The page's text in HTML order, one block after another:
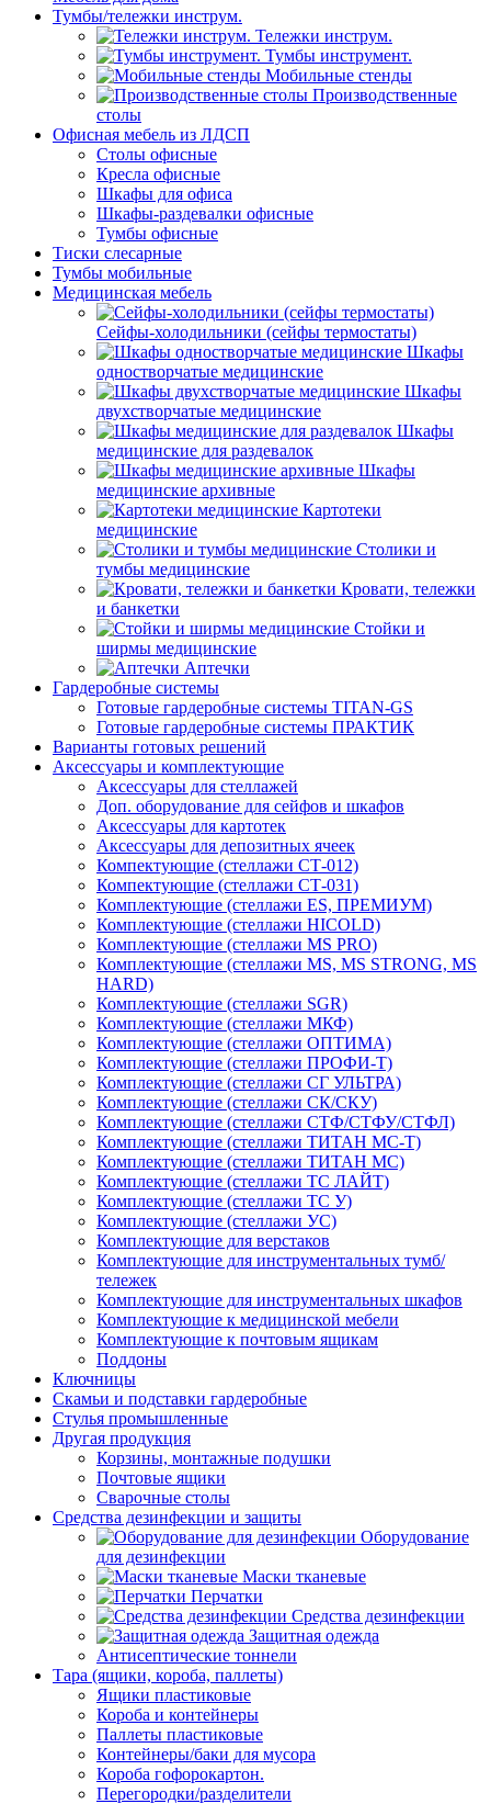
Тумбы/тележки инструм.
Тележки инструм.
Тумбы инструмент.
Мобильные стенды
Производственные
столы
Офисная мебель из ЛДСП
Столы офисные
Кресла офисные
Шкафы для офиса
Шкафы-раздевалки офисные
Тумбы офисные
Тиски слесарные
Тумбы мобильные
Медицинская мебель
Сейфы-холодильники (сейфы термостаты)
Шкафы
одностворчатые медицинские
Шкафы
двухстворчатые медицинские
Шкафы
медицинские для раздевалок
Шкафы
медицинские архивные
Картотеки
медицинские
Столики и
тумбы медицинские
Кровати, тележки
и банкетки
Стойки и
ширмы медицинские
Аптечки
Гардеробные системы
Готовые гардеробные системы TITAN-GS
Готовые гардеробные системы ПРАКТИК
Варианты готовых решений
Аксессуары и комплектующие
Аксессуары для стеллажей
Доп. оборудование для сейфов и шкафов
Аксессуары для картотек
Аксессуары для депозитных ячеек
Компектующие (стеллажи СТ-012)
Компектующие (стеллажи СТ-031)
Комплектующие (стеллажи ES, ПРЕМИУМ)
Комплектующие (стеллажи HICOLD)
Комплектующие (стеллажи MS PRO)
Комплектующие (стеллажи MS, MS STRONG, MS
HARD)
Комплектующие (стеллажи SGR)
Комплектующие (стеллажи МКФ)
Комплектующие (стеллажи ОПТИМА)
Комплектующие (стеллажи ПРОФИ-Т)
Комплектующие (стеллажи СГ УЛЬТРА)
Комплектующие (стеллажи СК/СКУ)
Комплектующие (стеллажи СТФ/СТФУ/СТФЛ)
Комплектующие (стеллажи ТИТАН МС-Т)
Комплектующие (стеллажи ТИТАН МС)
Комплектующие (стеллажи ТС ЛАЙТ)
Комплектующие (стеллажи ТС У)
Комплектующие (стеллажи УС)
Комплектующие для верстаков
Комплектующие для инструментальных тумб/
тележек
Комплектующие для инструментальных шкафов
Комплектующие к медицинской мебели
Комплектующие к почтовым ящикам
Поддоны
Ключницы
Скамьи и подставки гардеробные
Стулья промышленные
Другая продукция
Корзины, монтажные подушки
Почтовые ящики
Сварочные столы
Средства дезинфекции и защиты
Оборудование
для дезинфекции
Маски тканевые
Перчатки
Средства дезинфекции
Защитная одежда
Антисептические тоннели
Тара (ящики, короба, паллеты)
Ящики пластиковые
Короба и контейнеры
Паллеты пластиковые
Контейнеры/баки для мусора
Короба гофорокартон.
Перегородки/разделители